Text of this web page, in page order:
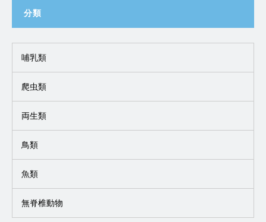
分類
哺乳類
爬虫類
両生類
鳥類
魚類
無脊椎動物